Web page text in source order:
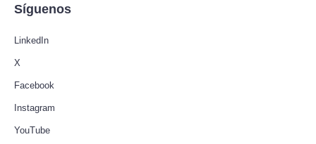
Síguenos
LinkedIn
X
Facebook
Instagram
YouTube